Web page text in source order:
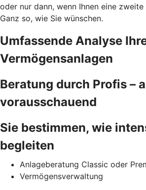
oder nur dann, wenn Ihnen eine
Ganz so, wie Sie wünschen.
Umfassende Analyse
Vermögensanlagen
Beratung durch Profis –
vorausschauend
Sie bestimmen, wie
begleiten
Anlageberatung Classic oder
Vermögensverwaltung